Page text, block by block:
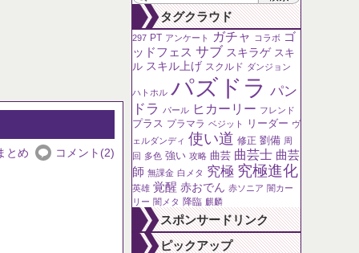
コメント(2)
とめ
タグクラウド
297 PT アンケート ガチャ コラボ ゴ
ッドフェス サブ スキラゲ スキ
ル スキル上げ スクルド ダンジョン
ハトホル パズドラ パン
ドラ
パール ヒカーリー フレンド
プラス プラマラ ベジット リーダー ヴ
ェルダンディ 使い道 修正 劉備 周
回 多色 強い 攻略 曲芸 曲芸士 曲芸
師 無課金 白メタ 究極 究極進化
英雄 覚醒 赤おでん 赤ソニア 闇カー
リー 闇メタ 降臨 麒麟
スポンサードリンク
ピックアップ